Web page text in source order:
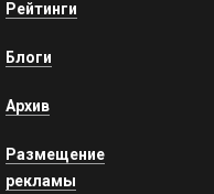
Рейтинги
Блоги
Архив
Размещение
рекламы